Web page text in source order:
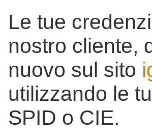
Le tue
nostro cliente,
nuovo sul sito
utilizzando le
SPID o CIE.